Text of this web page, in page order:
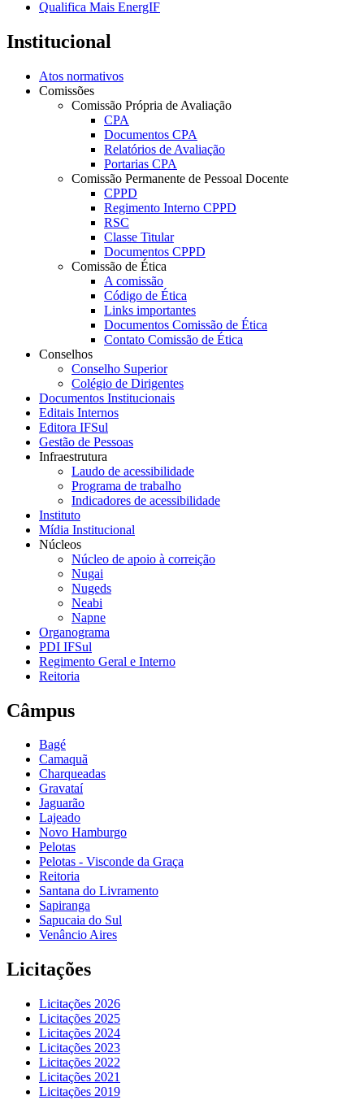
Qualifica Mais EnergIF
Institucional
Atos normativos
Comissões
Comissão Própria de Avaliação
CPA
Documentos CPA
Relatórios de Avaliação
Portarias CPA
Comissão Permanente de Pessoal Docente
CPPD
Regimento Interno CPPD
RSC
Classe Titular
Documentos CPPD
Comissão de Ética
A comissão
Código de Ética
Links importantes
Documentos Comissão de Ética
Contato Comissão de Ética
Conselhos
Conselho Superior
Colégio de Dirigentes
Documentos Institucionais
Editais Internos
Editora IFSul
Gestão de Pessoas
Infraestrutura
Laudo de acessibilidade
Programa de trabalho
Indicadores de acessibilidade
Instituto
Mídia Institucional
Núcleos
Núcleo de apoio à correição
Nugai
Nugeds
Neabi
Napne
Organograma
PDI IFSul
Regimento Geral e Interno
Reitoria
Câmpus
Bagé
Camaquã
Charqueadas
Gravataí
Jaguarão
Lajeado
Novo Hamburgo
Pelotas
Pelotas - Visconde da Graça
Reitoria
Santana do Livramento
Sapiranga
Sapucaia do Sul
Venâncio Aires
Licitações
Licitações 2026
Licitações 2025
Licitações 2024
Licitações 2023
Licitações 2022
Licitações 2021
Licitações 2019